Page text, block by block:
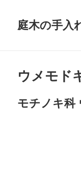
庭木の手入
ウメモド
モチノキ科